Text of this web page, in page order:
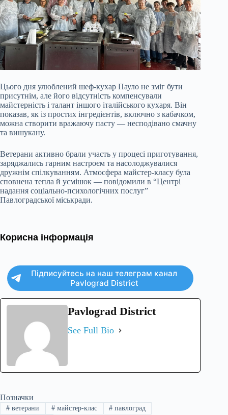
Цього дня улюблений шеф-кухар Пауло не зміг бути
присутнім, але його відсутність компенсували
майстерність і талант іншого італійського кухаря. Він
показав, як із простих інгредієнтів, включно з кабачком,
можна створити вражаючу пасту — несподівано смачну
та вишукану.
Ветерани активно брали участь у процесі приготування,
заряджались гарним настроєм та насолоджувалися
дружнім спілкуванням. Атмосфера майстер-класу була
сповнена тепла й усмішок — повідомили в “Центрі
надання соціально-психологічних послуг”
Павлоградської міськради.
Корисна інформація
Підписуйтесь на наш телеграм канал
Pavlograd District
Pavlograd District
See Full Bio
Позначки
#ветерани #майстер-клас # павлоград